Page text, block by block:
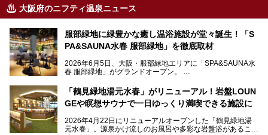
大阪府のニフティ温泉ニュース
服部緑地に緑豊かな癒し温浴施設が堂々誕生！「S
PA&SAUNA水春 服部緑地」を徹底取材
2026年6月5日、大阪・服部緑地エリアに「SPA&SAUNA水
春 服部緑地」がグランドオープン。
当初の計画から約5年の時を経て誕生した本施設は、温泉・
サウナ・岩盤浴・フィットネス・ラウンジ・レストランなど
を融合した、これまでの“水春”のイメージをさらに進化させ
今回はオープン前の内覧会に参加し、館内のこだわりポイン
「鶴見緑地湯元水春」がリニューアル！岩盤LOUN
GEや瞑想サウナで一日ゆっくり満喫できる施設に
2026年4月22日にリニューアルオープンした「鶴見緑地湯
元水春」。源泉かけ流しのお風呂や多彩な岩盤浴があること